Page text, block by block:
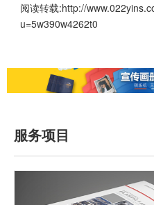
阅读转载:http://
u=5w390w4262t0
服务项目